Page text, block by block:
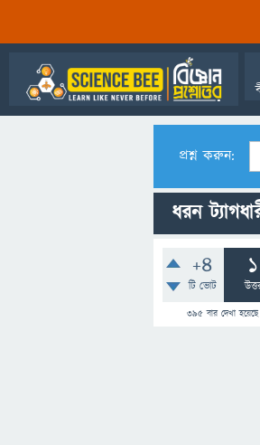
প্রশ্ন করুন:
ধরন
+4
টি ভোট
1
395 বার দেখা হয়েছে